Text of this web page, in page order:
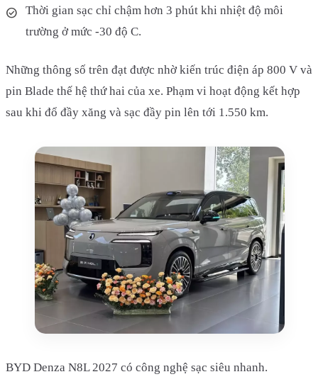
Thời gian sạc chỉ chậm hơn 3 phút khi nhiệt độ môi
trường ở mức -30 độ C.
Những thông số trên đạt được nhờ kiến trúc điện áp 800 V và
pin Blade thế hệ thứ hai của xe. Phạm vi hoạt động kết hợp
sau khi đổ đầy xăng và sạc đầy pin lên tới 1.550 km.
BYD Denza N8L 2027 có công nghệ sạc siêu nhanh.